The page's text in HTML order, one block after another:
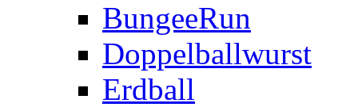
BungeeRun
Doppelballwurst
Erdball